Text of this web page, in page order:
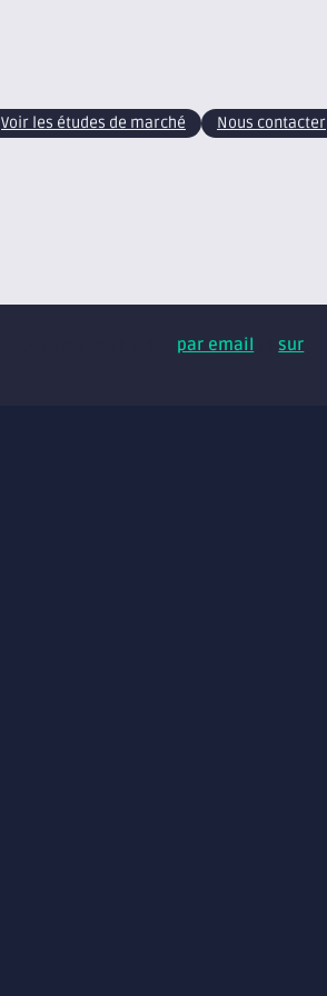
Voir les études de marché Nous contacter
par email etsur